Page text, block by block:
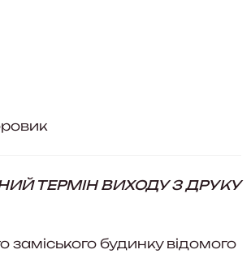
ТЕРМІН ВИХОДУ З ДРУКУ
заміського будинку відомого